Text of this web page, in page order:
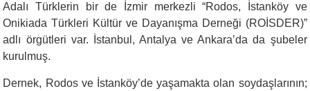
Adalı Türklerin bir de İzmir merkezli “Rodos, İstanköy ve
Onikiada Türkleri Kültür ve Dayanışma Derneği (ROİSDER)”
adlı örgütleri var. İstanbul, Antalya ve Ankara’da da şubeler
kurulmuş.
Dernek, Rodos ve İstanköy’de yaşamakta olan soydaşlarının;